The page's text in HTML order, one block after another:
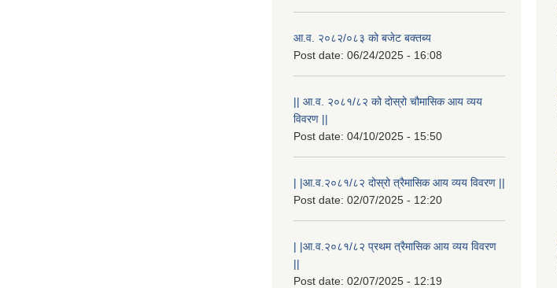
आ.व. २०८२/०८३ को बजेट बक्तब्य
Post date: 06/24/2025 - 16:08
|| आ.व. २०८१/८२ को दोस्रो चौमासिक आय व्यय
विवरण ||
Post date: 04/10/2025 - 15:50
| |आ.व.२०८१/८२ दोस्रो त्रैमासिक आय व्यय विवरण ||
Post date: 02/07/2025 - 12:20
| |आ.व.२०८१/८२ प्रथम त्रैमासिक आय व्यय विवरण
||
Post date: 02/07/2025 - 12:19